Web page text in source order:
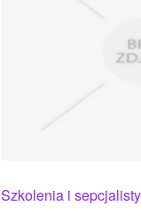
Szkolenia i